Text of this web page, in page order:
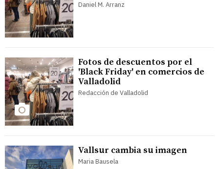
Daniel M. Arranz
Fotos de descuentos por el
'Black Friday' en comercios de
Valladolid
Redacción de Valladolid
Vallsur cambia su imagen
Maria Bausela